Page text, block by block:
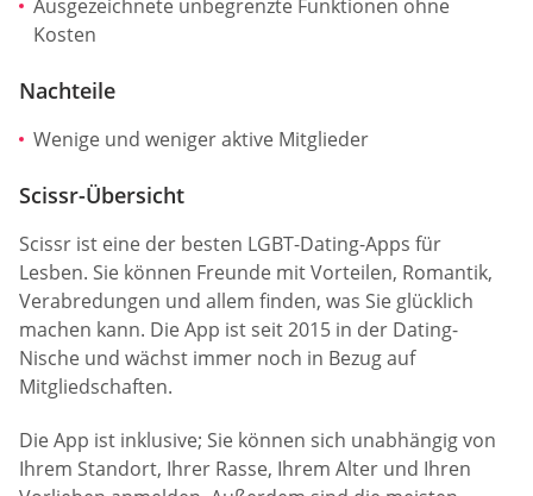
Ausgezeichnete unbegrenzte Funktionen ohne
Kosten
Nachteile
Wenige und weniger aktive Mitglieder
Scissr-Übersicht
Scissr ist eine der besten LGBT-Dating-Apps für
Lesben. Sie können Freunde mit Vorteilen, Romantik,
Verabredungen und allem finden, was Sie glücklich
machen kann. Die App ist seit 2015 in der Dating-
Nische und wächst immer noch in Bezug auf
Mitgliedschaften.
Die App ist inklusive; Sie können sich unabhängig von
Ihrem Standort, Ihrer Rasse, Ihrem Alter und Ihren